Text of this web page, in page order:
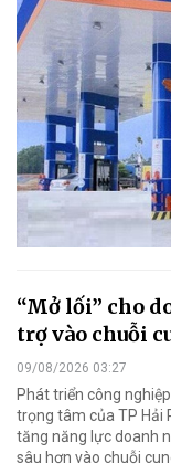
“Mở lối” cho
trợ vào chuỗi
09/08/2026 03:27
Phát triển công
trọng tâm của TP Hải
tăng năng lực doanh
sâu hơn vào chuỗi